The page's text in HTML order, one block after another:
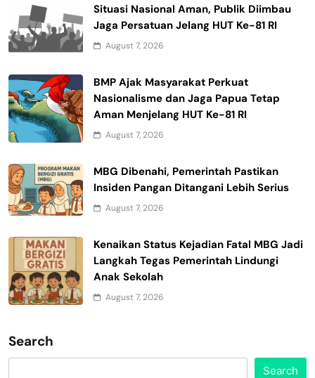
Situasi Nasional Aman, Publik Diimbau
Jaga Persatuan Jelang HUT Ke-81 RI
August 7, 2026
BMP Ajak Masyarakat Perkuat
Nasionalisme dan Jaga Papua Tetap
Aman Menjelang HUT Ke-81 RI
August 7, 2026
MBG Dibenahi, Pemerintah Pastikan
Insiden Pangan Ditangani Lebih Serius
August 7, 2026
Kenaikan Status Kejadian Fatal MBG Jadi
Langkah Tegas Pemerintah Lindungi
Anak Sekolah
August 7, 2026
Search
Search